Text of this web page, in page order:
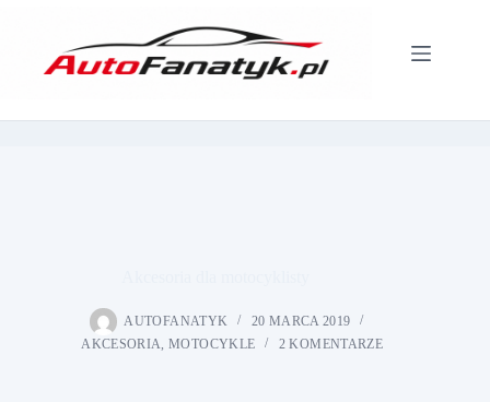
AUTOFANATYK
20 MARCA 2019
AKCESORIA,MOTOCYKLE 2 KOMENTARZE